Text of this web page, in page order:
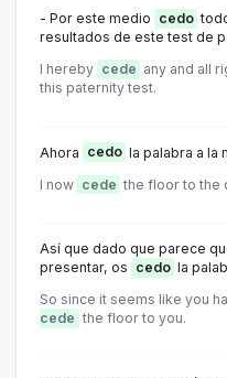
- Por este medio cedo
resultados de este test de
I hereby cede any and all
this paternity test.
Ahora cedo la palabra a la
I now cede the floor to the
Así que dado que parece
presentar, os cedo la
So since it seems like you
cede the floor to you.